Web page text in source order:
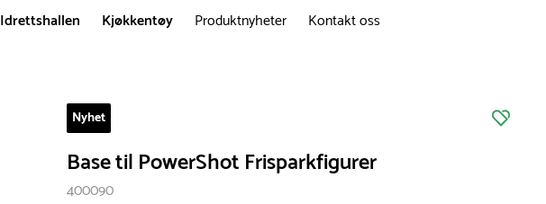
Idrettshallen Kjøkkentøy Produktnyheter Kontakt oss
Nyhet
Base til PowerShot Frisparkfigurer
400090